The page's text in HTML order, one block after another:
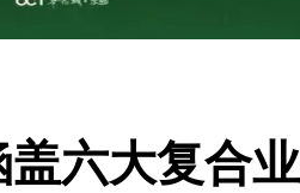
六大复合业